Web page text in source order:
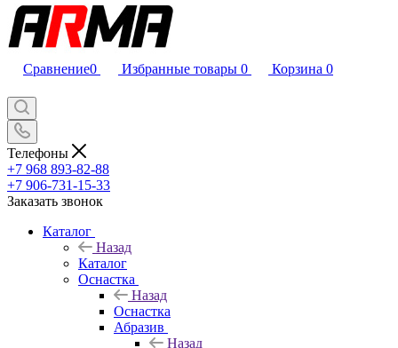
Сравнение0 Избранные товары 0 Корзина 0
Телефоны
+7 968 893-82-88
+7 906-731-15-33
Заказать звонок
Каталог
Назад
Каталог
Оснастка
Назад
Оснастка
Абразив
Назад